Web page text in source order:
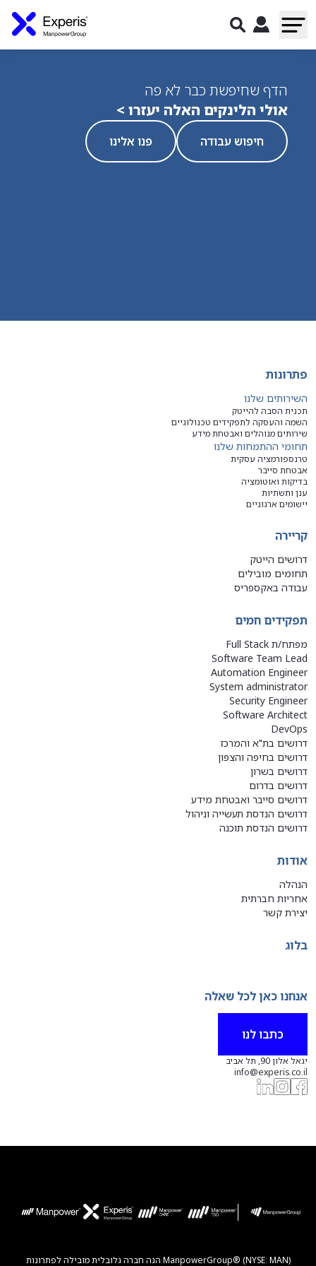
הדף שחיפשת כבר לא פה
אולי הלינקים האלה יעזרו >
חיפוש עבודה פנו אלינו
פתרונות
השירותים שלנו
תכנית הסבה להייטק
השמה והעסקה לתפקידים טכנולוגיים
שירותים מנוהלים ואבטחת מידע
תחומי ההתמחות שלנו
טרנספורמציה עסקית
אבטחת סייבר
בדיקות ואוטומציה
ענן ותשתיות
יישומים ארגוניים
קריירה
דרושים הייטק
תחומים מובילים
עבודה באקספריס
תפקידים חמים
מפתח/ת Full Stack
Software Team Lead
Automation Engineer
System administrator
Security Engineer
Software Architect
DevOps
דרושים בת"א והמרכז
דרושים בחיפה והצפון
דרושים בשרון
דרושים בדרום
דרושים סייבר ואבטחת מידע
דרושים הנדסת תעשייה וניהול
דרושים הנדסת תוכנה
אודות
הנהלה
אחריות חברתית
יצירת קשר
בלוג
אנחנו כאן לכל שאלה
כתבו לנו
יגאל אלון 90, תל אביב
info@experis.co.il
ManpowerGroup® (NYSE: MAN) הנה חברה גלובלית מובילה לפתרונות